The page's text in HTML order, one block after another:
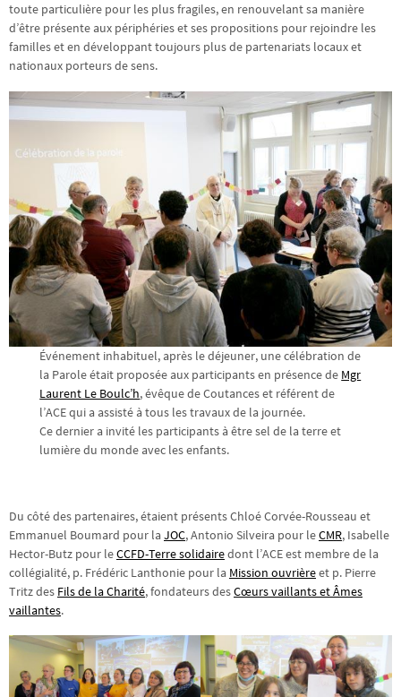
toute particulière pour les plus fragiles, en renouvelant sa manière
d’être présente aux périphéries et ses propositions pour rejoindre les
familles et en développant toujours plus de partenariats locaux et
nationaux porteurs de sens.
Événement inhabituel, après le déjeuner, une célébration de
la Parole était proposée aux participants en présence de Mgr
Laurent Le Boulc’h, évêque de Coutances et référent de
l’ACE qui a assisté à tous les travaux de la journée.
Ce dernier a invité les participants à être sel de la terre et
lumière du monde avec les enfants.
Du côté des partenaires, étaient présents Chloé Corvée-Rousseau et
Emmanuel Boumard pour laJOC, Antonio Silveira pour leCMR, Isabelle
Hector-Butz pour leCCFD-Terre solidairedont l’ACE est membre de la
collégialité, p. Frédéric Lanthonie pour la Mission ouvrièreet p. Pierre
Tritz des Fils de la Charité, fondateurs desCœurs vaillants et Âmes
vaillantes.